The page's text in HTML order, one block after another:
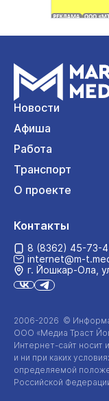
Новости
Афиша
Работа
Транспорт
О проекте
2006-2026 ©
ООО «Медиа Траст
Интернет-сайт носит
и ни при каких
определяемой
Российской
Контакты
8 (8362) 45-73-
internet@m-
г. Йошкар‑Ола,